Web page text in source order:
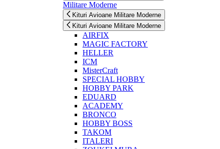
Militare Moderne
Kituri Avioane Militare Moderne
Kituri Avioane Militare Moderne
AIRFIX
MAGIC FACTORY
HELLER
ICM
MisterCraft
SPECIAL HOBBY
HOBBY PARK
EDUARD
ACADEMY
BRONCO
HOBBY BOSS
TAKOM
ITALERI